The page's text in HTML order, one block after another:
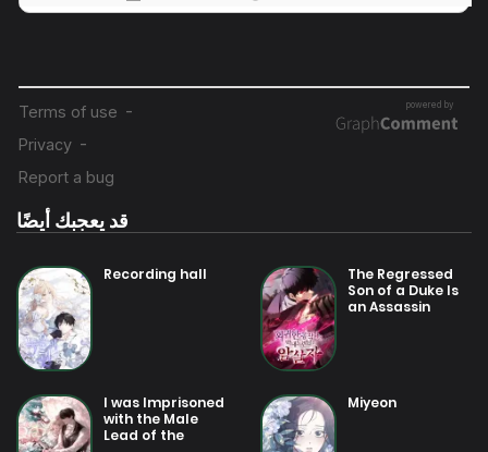
27 يوليو 2025
27 يوليو 2025
27 يوليو 2025
27 يوليو 2025
فصل 22 27 يوليو 2025
قد يعجبك أيضًا
The Regressed
Son of a Duke Is
an Assassin
Recording hall
Miyeon
I was Imprisoned
with the Male
Lead of the